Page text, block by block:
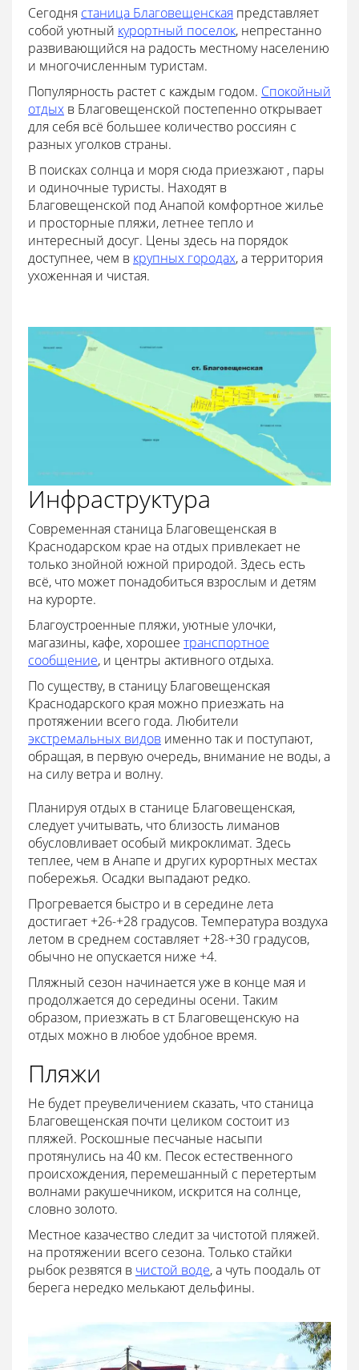
Сегодня станица Благовещенская представляет
собой уютный курортный поселок, непрестанно
развивающийся на радость местному населению
и многочисленным туристам.
Популярность растет с каждым годом. Спокойный
отдых в Благовещенской постепенно открывает
для себя всё большее количество россиян с
разных уголков страны.
В поисках солнца и моря сюда приезжают , пары
и одиночные туристы. Находят в
Благовещенской под Анапой комфортное жилье
и просторные пляжи, летнее тепло и
интересный досуг. Цены здесь на порядок
доступнее, чем в крупных городах, а территория
ухоженная и чистая.
Инфраструктура
Современная станица Благовещенская в
Краснодарском крае на отдых привлекает не
только знойной южной природой. Здесь есть
всё, что может понадобиться взрослым и детям
на курорте.
Благоустроенные пляжи, уютные улочки,
магазины, кафе, хорошее транспортное
сообщение, и центры активного отдыха.
По существу, в станицу Благовещенская
Краснодарского края можно приезжать на
протяжении всего года. Любители
экстремальных видов именно так и поступают,
обращая, в первую очередь, внимание не воды, а
на силу ветра и волну.
Планируя отдых в станице Благовещенская,
следует учитывать, что близость лиманов
обусловливает особый микроклимат. Здесь
теплее, чем в Анапе и других курортных местах
побережья. Осадки выпадают редко.
Прогревается быстро и в середине лета
достигает +26-+28 градусов. Температура воздуха
летом в среднем составляет +28-+30 градусов,
обычно не опускается ниже +4.
Пляжный сезон начинается уже в конце мая и
продолжается до середины осени. Таким
образом, приезжать в ст Благовещенскую на
отдых можно в любое удобное время.
Пляжи
Не будет преувеличением сказать, что станица
Благовещенская почти целиком состоит из
пляжей. Роскошные песчаные насыпи
протянулись на 40 км. Песок естественного
происхождения, перемешанный с перетертым
волнами ракушечником, искрится на солнце,
словно золото.
Местное казачество следит за чистотой пляжей.
на протяжении всего сезона. Только стайки
рыбок резвятся в чистой воде, а чуть поодаль от
берега нередко мелькают дельфины.